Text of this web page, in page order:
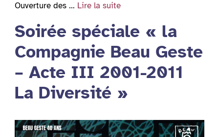
Ouverture des … Lire la suite
Soirée spéciale « la
Compagnie Beau Geste
– Acte III 2001-2011
La Diversité »